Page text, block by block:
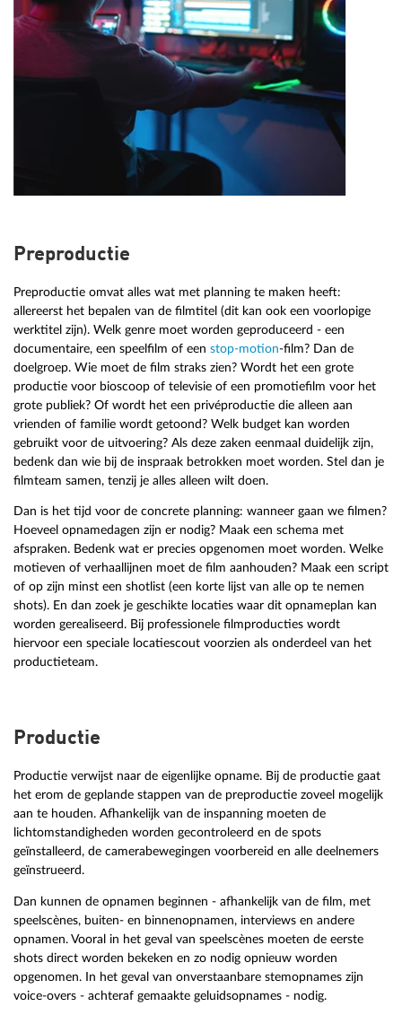
Preproductie
Preproductie omvat alles wat met planning te maken heeft:
allereerst het bepalen van de filmtitel (dit kan ook een voorlopige
werktitel zijn). Welk genre moet worden geproduceerd - een
documentaire, een speelfilm of een stop-motion-film? Dan de
doelgroep. Wie moet de film straks zien? Wordt het een grote
productie voor bioscoop of televisie of een promotiefilm voor het
grote publiek? Of wordt het een privéproductie die alleen aan
vrienden of familie wordt getoond? Welk budget kan worden
gebruikt voor de uitvoering? Als deze zaken eenmaal duidelijk zijn,
bedenk dan wie bij de inspraak betrokken moet worden. Stel dan je
filmteam samen, tenzij je alles alleen wilt doen.
Dan is het tijd voor de concrete planning: wanneer gaan we filmen?
Hoeveel opnamedagen zijn er nodig? Maak een schema met
afspraken. Bedenk wat er precies opgenomen moet worden. Welke
motieven of verhaallijnen moet de film aanhouden? Maak een script
of op zijn minst een shotlist (een korte lijst van alle op te nemen
shots). En dan zoek je geschikte locaties waar dit opnameplan kan
worden gerealiseerd. Bij professionele filmproducties wordt
hiervoor een speciale locatiescout voorzien als onderdeel van het
productieteam.
Productie
Productie verwijst naar de eigenlijke opname. Bij de productie gaat
het erom de geplande stappen van de preproductie zoveel mogelijk
aan te houden. Afhankelijk van de inspanning moeten de
lichtomstandigheden worden gecontroleerd en de spots
geïnstalleerd, de camerabewegingen voorbereid en alle deelnemers
geïnstrueerd.
Dan kunnen de opnamen beginnen - afhankelijk van de film, met
speelscènes, buiten- en binnenopnamen, interviews en andere
opnamen. Vooral in het geval van speelscènes moeten de eerste
shots direct worden bekeken en zo nodig opnieuw worden
opgenomen. In het geval van onverstaanbare stemopnames zijn
voice-overs - achteraf gemaakte geluidsopnames - nodig.